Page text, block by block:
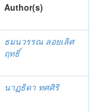
Author(s)
ธมนวรรณ ลอยเลิศ
ฤทธิ์
นาฏธิดา ทศศิริ